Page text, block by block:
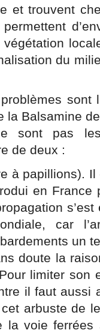
et trouvent
du
la Balsamine
sont pas
de deux :
à papillions).
en France
car
un
doute la
limiter son
il faut aussi
arbuste de
la voie ferrées